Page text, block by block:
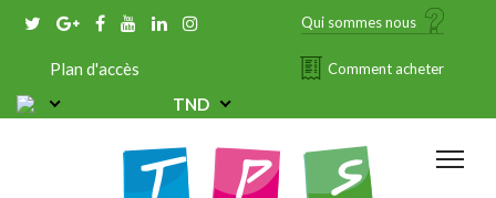
Qui sommes nous
Plan d'accès Comment acheter
TND